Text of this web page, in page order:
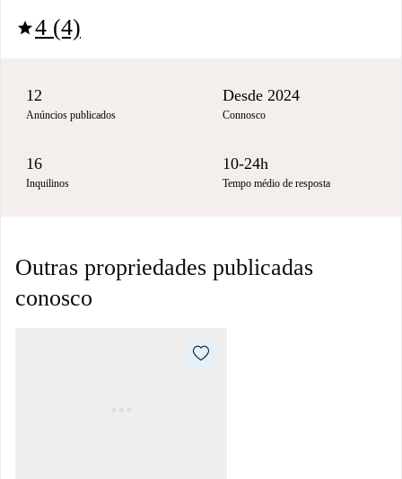
star4 (4)
12
Anúncios publicados
Desde 2024
Connosco
16
Inquilinos
10-24h
Tempo médio de resposta
Outras propriedades publicadas
conosco